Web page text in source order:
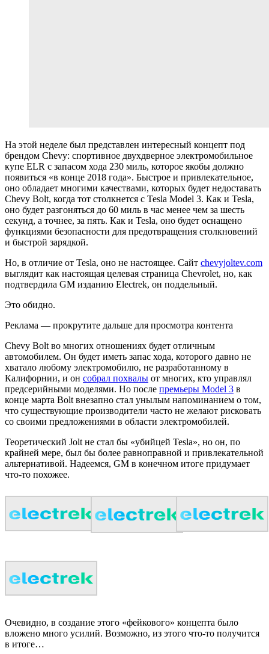
На этой неделе был представлен интересный концепт под
брендом Chevy: спортивное двухдверное электромобильное
купе ELR с запасом хода 230 миль, которое якобы должно
появиться «в конце 2018 года». Быстрое и привлекательное,
оно обладает многими качествами, которых будет недоставать
Chevy Bolt, когда тот столкнется с Tesla Model 3. Как и Tesla,
оно будет разгоняться до 60 миль в час менее чем за шесть
секунд, а точнее, за пять. Как и Tesla, оно будет оснащено
функциями безопасности для предотвращения столкновений
и быстрой зарядкой.
Но, в отличие от Tesla, оно не настоящее. Сайт chevyjoltev.com
выглядит как настоящая целевая страница Chevrolet, но, как
подтвердила GM изданию Electrek, он поддельный.
Это обидно.
Реклама — прокрутите дальше для просмотра контента
Chevy Bolt во многих отношениях будет отличным
автомобилем. Он будет иметь запас хода, которого давно не
хватало любому электромобилю, не разработанному в
Калифорнии, и он собрал похвалы от многих, кто управлял
предсерийными моделями. Но после премьеры Model 3 в
конце марта Bolt внезапно стал унылым напоминанием о том,
что существующие производители часто не желают рисковать
со своими предложениями в области электромобилей.
Теоретический Jolt не стал бы «убийцей Tesla», но он, по
крайней мере, был бы более равноправной и привлекательной
альтернативой. Надеемся, GM в конечном итоге придумает
что-то похожее.
Очевидно, в создание этого «фейкового» концепта было
вложено много усилий. Возможно, из этого что-то получится
в итоге…